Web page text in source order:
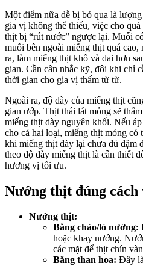
Một điểm nữa dễ bị bỏ qua là
gia vị không thể thiếu, việc cho
thịt bị “rút nước” ngược lại. Muối
muối bên ngoài miếng thịt quá
ra, làm miếng thịt khô và dai hơn
gian. Cần cân nhắc kỹ, đôi khi chỉ
thời gian cho gia vị thấm từ từ.
Ngoài ra, độ dày của miếng thịt
gian ướp. Thịt thái lát mỏng sẽ
miếng thịt dày nguyên khối. Nếu
cho cả hai loại, miếng thịt mỏng có
khi miếng thịt dày lại chưa đủ đậm
theo độ dày miếng thịt là cần thiết
hương vị tối ưu.
Nướng thịt đúng
Nướng thịt:
Bằng chảo/lò nướng:
hoặc khay nướng.
các mặt để thịt chín
Bằng than hoa: Đây